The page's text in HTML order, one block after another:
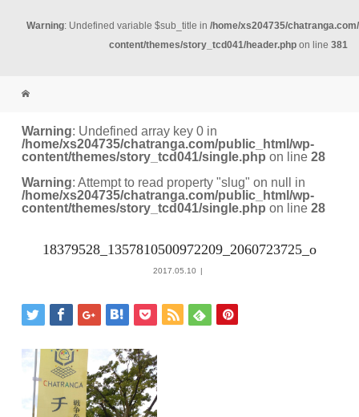
Warning: Undefined variable $sub_title in /home/xs204735/
content/themes/story_tcd041/header.php on line 381
Warning: Undefined array key 0 in
/home/xs204735/chatranga.com/public_html/wp-
content/themes/story_tcd041/single.php on line28
Warning: Attempt to read property "slug" on null in
/home/xs204735/chatranga.com/public_html/wp-
content/themes/story_tcd041/single.php on line28
18379528_1357810500972209_2060723725_o
2017.05.10